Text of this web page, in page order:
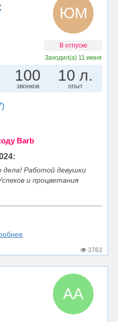
ЮМ
В отпуске
Заходил(а) 11 июня
100
звонков
10 л.
опыт
Barb
дела! Работой девушки
и процветания
3763
АA